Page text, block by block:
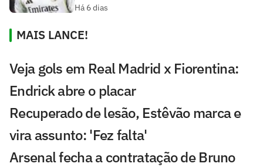
Há 6 dias
MAIS LANCE!
Veja gols em Real Madrid x Fiorentina:
Endrick abre o placar
Recuperado de lesão, Estêvão marca e
vira assunto: 'Fez falta'
Arsenal fecha a contratação de Bruno